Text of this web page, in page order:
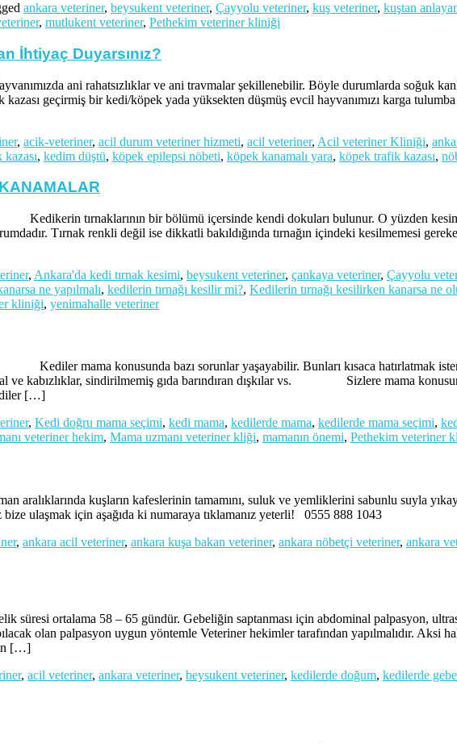
ankara veteriner, beysukent veteriner, Çayyolu veteriner, kuş veteriner, kuştan
, mutlukent veteriner, Pethekim veteriner kliniği
İhtiyaç Duyarsınız?
ani rahatsızlıklar ve ani travmalar şekillenebilir. Böyle durumlarda soğuk
geçirmiş bir kedi/köpek yada yüksekten düşmüş evcil hayvanımızı karga
, acik-veteriner, acil durum veteriner hizmeti, acil veteriner, Acil veteriner Kliniği,
, kedim düştü, köpek epilepsi nöbeti, köpek kanamalı yara, köpek trafik kazası,
tırnaklarının bir bölümü içersinde kendi dokuları bulunur. O yüzden kesimi
Tırnak renkli değil ise dikkatli bakıldığında tırnağın içindeki kesilmemesi
, Ankara'da kedi tırnak kesimi, beysukent veteriner, çankaya veteriner, Çayyolu
ne yapılmalı, kedilerin tırnağı kesilir mi?, Kedilerin tırnağı kesilirken kanarsa ne
kliniği, yenimahalle veteriner
mama konusunda bazı sorunlar yaşayabilir. Bunları kısaca hatırlatmak
ve kabızlıklar, sindirilmemiş gıda barındıran dışkılar vs. Sizlere mama
[…]
, Kedi doğru mama seçimi, kedi mama, kedilerde mama, kedilerde mama seçimi,
veteriner hekim, Mama uzmanı veteriner kliği, mamanın önemi, Pethekim veteriner
aralıklarında kuşların kafeslerinin tamamını, suluk ve yemliklerini sabunlu suyla
bize ulaşmak için aşağıda ki numaraya tıklamanız yeterli! 0555 888 1043
, ankara acil veteriner, ankara kuşa bakan veteriner, ankara nöbetçi veteriner, ankara
ortalama 58 – 65 gündür. Gebeliğin saptanması için abdominal palpasyon,
olan palpasyon uygun yöntemle Veteriner hekimler tarafından yapılmalıdır.
[…]
, acil veteriner, ankara veteriner, beysukent veteriner, kedilerde doğum, kedilerde